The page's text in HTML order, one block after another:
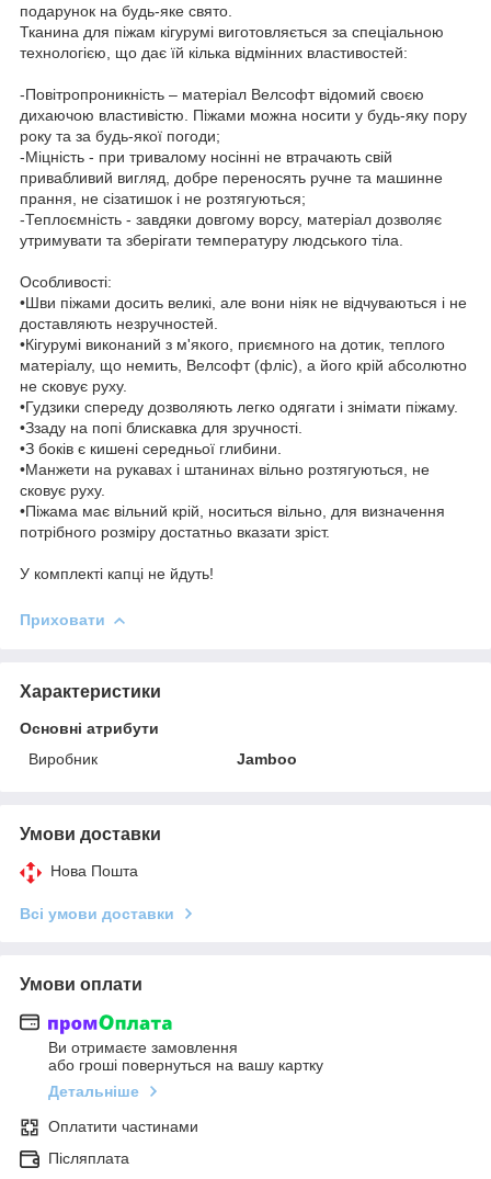
подарунок на будь-яке свято.
Тканина для піжам кігурумі виготовляється за спеціальною
технологією, що дає їй кілька відмінних властивостей:
-Повітропроникність – матеріал Велсофт відомий своєю
дихаючою властивістю. Піжами можна носити у будь-яку пору
року та за будь-якої погоди;
-Міцність - при тривалому носінні не втрачають свій
привабливий вигляд, добре переносять ручне та машинне
прання, не сізатишок і не розтягуються;
-Теплоємність - завдяки довгому ворсу, матеріал дозволяє
утримувати та зберігати температуру людського тіла.
Особливості:
•Шви піжами досить великі, але вони ніяк не відчуваються і не
доставляють незручностей.
•Кігурумі виконаний з м'якого, приємного на дотик, теплого
матеріалу, що немить, Велсофт (фліс), а його крій абсолютно
не сковує руху.
•Гудзики спереду дозволяють легко одягати і знімати піжаму.
•Ззаду на попі блискавка для зручності.
•З боків є кишені середньої глибини.
•Манжети на рукавах і штанинах вільно розтягуються, не
сковує руху.
•Піжама має вільний крій, носиться вільно, для визначення
потрібного розміру достатньо вказати зріст.
У комплекті капці не йдуть!
Приховати
Характеристики
Основні атрибути
Виробник
Jamboo
Умови доставки
Нова Пошта
Всі умови доставки
Умови оплати
Ви отримаєте замовлення
або гроші повернуться на вашу картку
Детальніше
Оплатити частинами
Післяплата